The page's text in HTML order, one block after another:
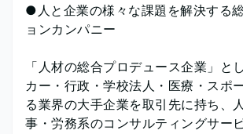
●人と企業の様々な課題を解決する
ョンカンパニー
「人材の総合プロデュース企業」と
カー・行政・学校法人・医療・スポ
る業界の大手企業を取引先に持ち、
事・労務系のコンサルティングサー